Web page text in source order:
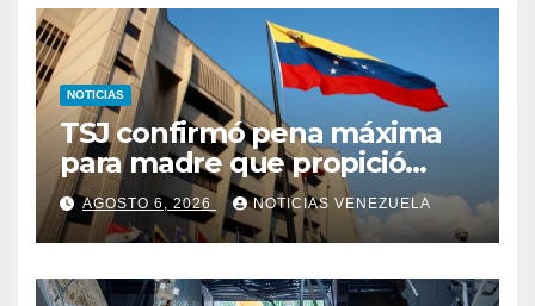
NOTICIAS
TSJ confirmó pena máxima
para madre que propició
abuso y asesinato de su hijo
AGOSTO 6, 2026 NOTICIAS VENEZUELA